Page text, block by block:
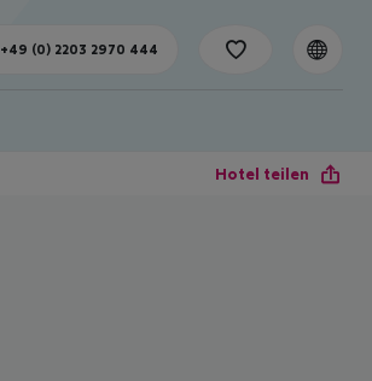
+49 (0) 2203 2970 444
Hotel teilen